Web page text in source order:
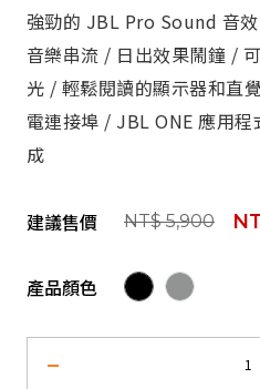
強勁的 JBL Pro Sound 音
音樂串流 / 日出效果鬧鐘 /
光 / 輕鬆閱讀的顯示器和直
電連接埠 / JBL ONE 應用
成
建議售價 NT$ 5,900
產品顏色